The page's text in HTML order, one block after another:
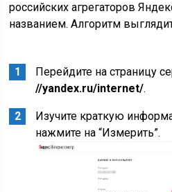
российских агрегаторов
названием. Алгоритм
Перейдите на страницу
//yandex.ru/internet/.
Изучите краткую
нажмите на “Измерить”.